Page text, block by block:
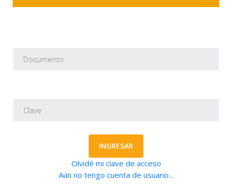
INGRESAR
Olvidé mi clave de acceso
Aún no tengo cuenta de usuario...